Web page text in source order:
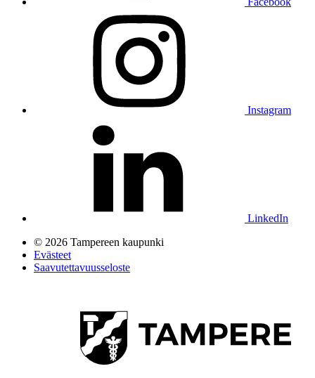
Instagram
LinkedIn
© 2026 Tampereen kaupunki
Evästeet
Saavutettavuusseloste